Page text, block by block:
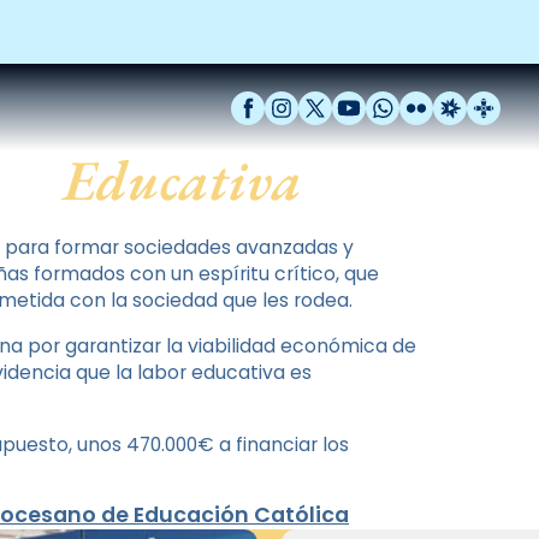
Facebook
Instagram
X / Twitter
YouTube
WhatsApp
FlickrRadio
Educativa
formar sociedades avanzadas y
formados con un espíritu crítico, que
con la sociedad que les rodea.
por garantizar la viabilidad económica de
que la labor educativa es
unos 470.000€ a financiar los
de Educación Católica